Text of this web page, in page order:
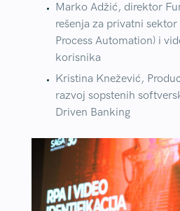
Marko Adžić, direktor
rešenja za privatni sektor
Process Automation) i
korisnika
Kristina Knežević,
razvoj sopstenih
Driven Banking